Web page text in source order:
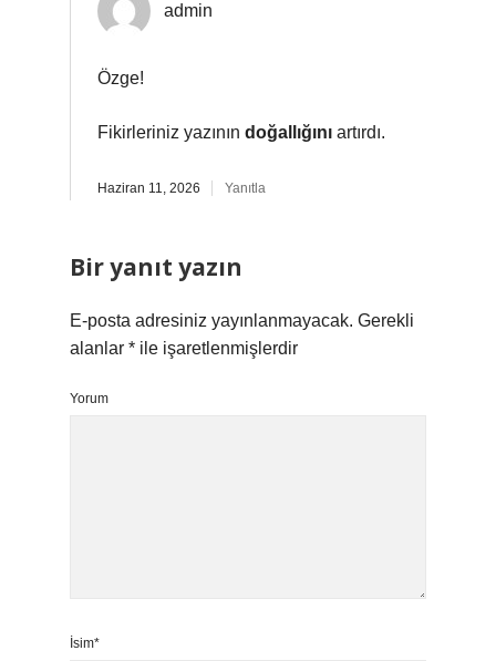
admin
Özge!
Fikirleriniz yazının doğallığını artırdı.
Haziran 11, 2026 Yanıtla
Bir yanıt yazın
E-posta adresiniz yayınlanmayacak. Gerekli
alanlar * ile işaretlenmişlerdir
Yorum
İsim*